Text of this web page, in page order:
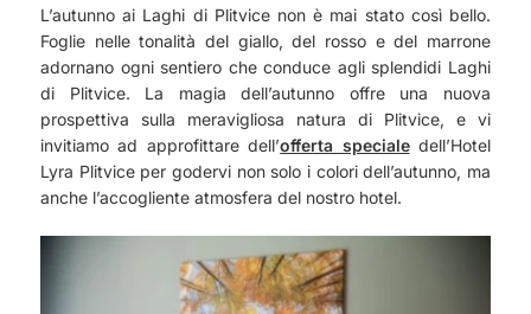
L’autunno ai Laghi di Plitvice non è mai stato così bello.
Foglie nelle tonalità del giallo, del rosso e del marrone
adornano ogni sentiero che conduce agli splendidi Laghi
di Plitvice. La magia dell’autunno offre una nuova
prospettiva sulla meravigliosa natura di Plitvice, e vi
invitiamo ad approfittare dell’offerta specialedell’Hotel
Lyra Plitvice per godervi non solo i colori dell’autunno, ma
anche l’accogliente atmosfera del nostro hotel.